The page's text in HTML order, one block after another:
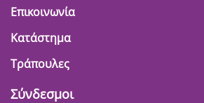
Επικοινωνία
Κατάστημα
Τράπουλες
Σύνδεσμοι